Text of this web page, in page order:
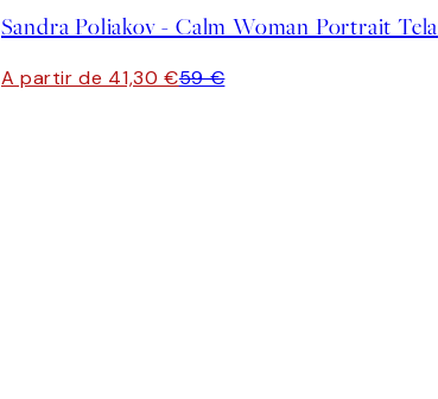
Sandra Poliakov - Calm Woman Portrait Tela
A partir de 41,30 €59 €